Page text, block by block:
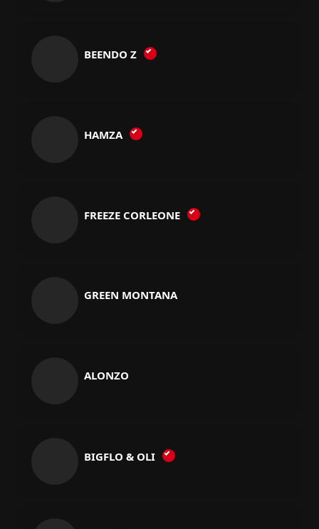
BEENDO Z
HAMZA
FREEZE CORLEONE
GREEN MONTANA
ALONZO
BIGFLO & OLI